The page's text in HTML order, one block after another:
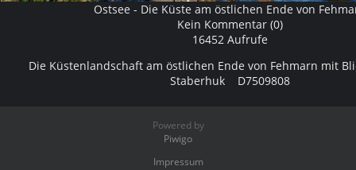
Ostsee - Die Küste am östlichen Ende von
Kein Kommentar (0)
16452 Aufrufe
Die Küstenlandschaft am östlichen Ende von Fehmarn mit
Staberhuk D7509808
Powered by
Piwigo
Impressum